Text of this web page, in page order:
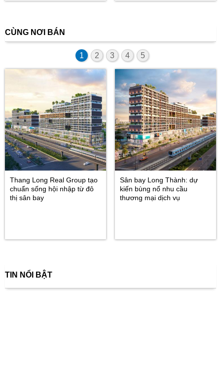
CÙNG NƠI BÁN
1 2 3 4 5
Thang Long Real Group tạo
chuẩn sống hội nhập từ đô
thị sân bay
Sân bay Long Thành: dự
kiến bùng nổ nhu cầu
thương mại dịch vụ
TIN NỔI BẬT